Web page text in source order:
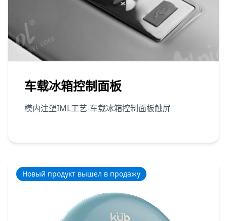
车载冰箱控制面板
模内注塑IML工艺-车载冰箱控制面板触屏
Новый продукт вышел в продажу